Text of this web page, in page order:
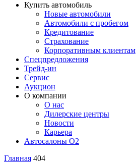
Купить автомобиль
Новые автомобили
Автомобили с пробегом
Кредитование
Страхование
Корпоративным клиентам
Спецпредложения
Трейд-ин
Сервис
Аукцион
О компании
О нас
Дилерские центры
Новости
Карьера
Автосалоны O2
Главная 404